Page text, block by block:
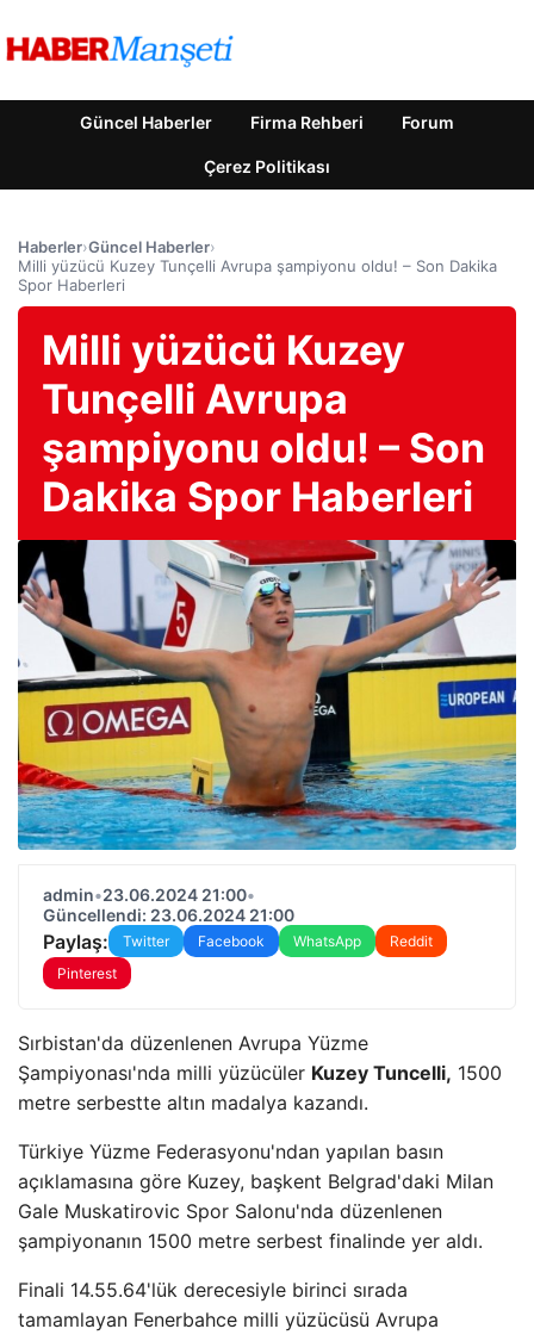
Güncel Haberler Firma Rehberi Forum
Çerez Politikası
Haberler›Güncel Haberler›
Milli yüzücü Kuzey Tunçelli Avrupa şampiyonu oldu! – Son Dakika
Spor Haberleri
Milli yüzücü Kuzey
Tunçelli Avrupa
şampiyonu oldu! – Son
Dakika Spor Haberleri
admin•23.06.2024 21:00•
Güncellendi: 23.06.2024 21:00
Paylaş: Twitter Facebook WhatsApp
Reddit
Pinterest
Sırbistan'da düzenlenen Avrupa Yüzme
Şampiyonası'nda milli yüzücüler Kuzey Tuncelli, 1500
metre serbestte altın madalya kazandı.
Türkiye Yüzme Federasyonu'ndan yapılan basın
açıklamasına göre Kuzey, başkent Belgrad'daki Milan
Gale Muskatirovic Spor Salonu'nda düzenlenen
şampiyonanın 1500 metre serbest finalinde yer aldı.
Finali 14.55.64'lük derecesiyle birinci sırada
tamamlayan Fenerbahce milli yüzücüsü Avrupa